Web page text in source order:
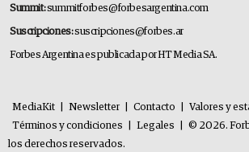
Summit:summitforbes@forbesargentina.com
Suscripciones:suscripciones@forbes.ar
Forbes Argentina es publicada por HT Media SA.
MediaKit Newsletter Contacto Valores y
Términos y condiciones
Legales
© 2026.
los derechos reservados.